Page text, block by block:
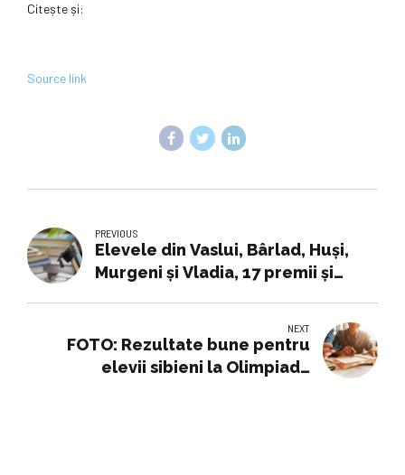
Citește și:
Source link
PREVIOUS
Elevele din Vaslui, Bârlad, Huși,
Murgeni și Vladia, 17 premii și
NEXT
FOTO: Rezultate bune pentru
elevii sibieni la Olimpiada